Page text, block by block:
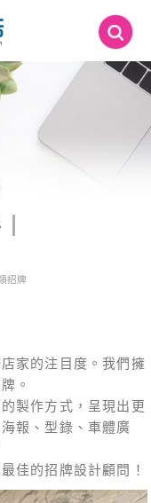
招牌
家的注目度。我們擁
。
製作方式，呈現出更
報、型錄、車體廣
佳的招牌設計顧問！